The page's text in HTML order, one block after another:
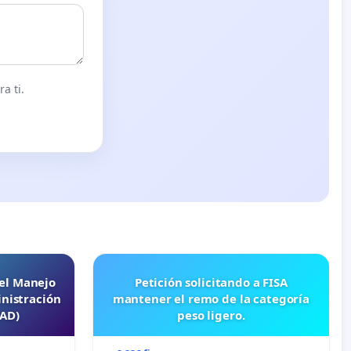
ti.
Manejo
Petición solicitando a FISA
mantener el remo de la categoría
peso ligero.